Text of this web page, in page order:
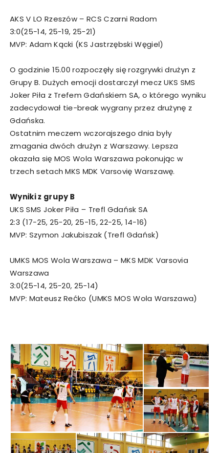
AKS V LO Rzeszów – RCS Czarni Radom
3:0(25-14, 25-19, 25-21)
MVP: Adam Kącki (KS Jastrzębski Węgiel)
O godzinie 15.00 rozpoczęły się rozgrywki drużyn z
Grupy B. Dużych emocji dostarczył mecz UKS SMS
Joker Piła z Trefem Gdańskiem SA, o którego wyniku
zadecydował tie-break wygrany przez drużynę z
Gdańska.
Ostatnim meczem wczorajszego dnia były
zmagania dwóch drużyn z Warszawy. Lepsza
okazała się MOS Wola Warszawa pokonując w
trzech setach MKS MDK Varsovię Warszawę.
Wyniki z grupy B
UKS SMS Joker Piła – Trefl Gdańsk SA
2:3 (17-25, 25-20, 25-15, 22-25, 14-16)
MVP: Szymon Jakubiszak (Trefl Gdańsk)
UMKS MOS Wola Warszawa – MKS MDK Varsovia
Warszawa
3:0(25-14, 25-20, 25-14)
MVP: Mateusz Rećko (UMKS MOS Wola Warszawa)